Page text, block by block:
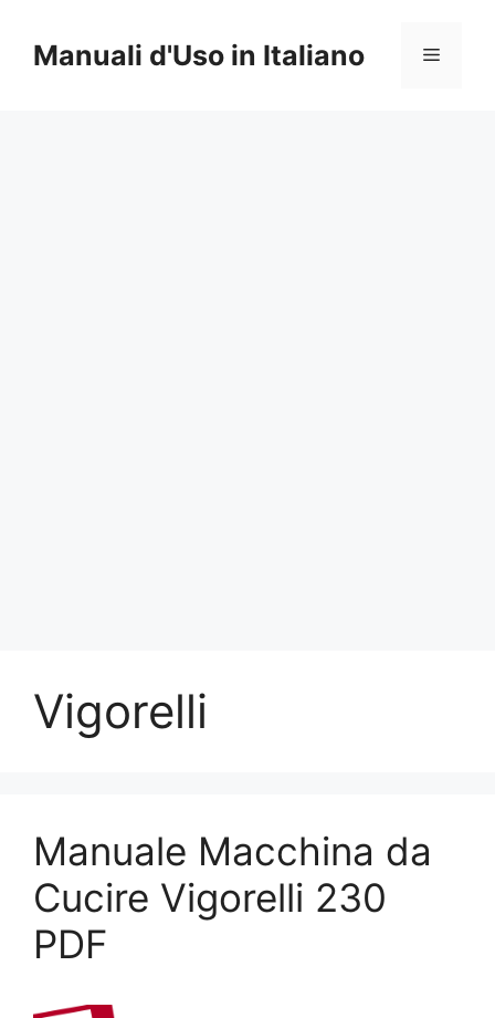
contenuto
Manuali d'Uso in Italiano Menu
Vigorelli
Manuale Macchina da
Cucire Vigorelli 230
PDF